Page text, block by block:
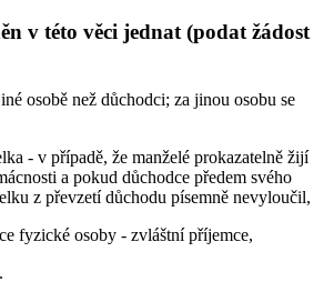
v této věci jednat (podat žádost
osobě než důchodci; za jinou osobu se
- v případě, že manželé prokazatelně žijí
a pokud důchodce předem svého
z převzetí důchodu písemně nevyloučil,
fyzické osoby - zvláštní příjemce,